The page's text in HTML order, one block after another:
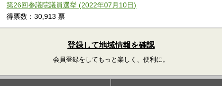
第26回参議院議員選挙 (2022年07月10日)
得票数：30,913 票
登録して地域情報を確認
会員登録をしてもっと楽しく、便利に。